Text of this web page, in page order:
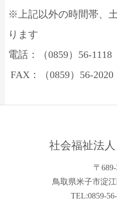
※上記以外の時間帯、
ります
電話：（0859）56-1118
FAX：（0859）56-2020
社会福祉法
〒
鳥取県米子市淀
TEL:0859-